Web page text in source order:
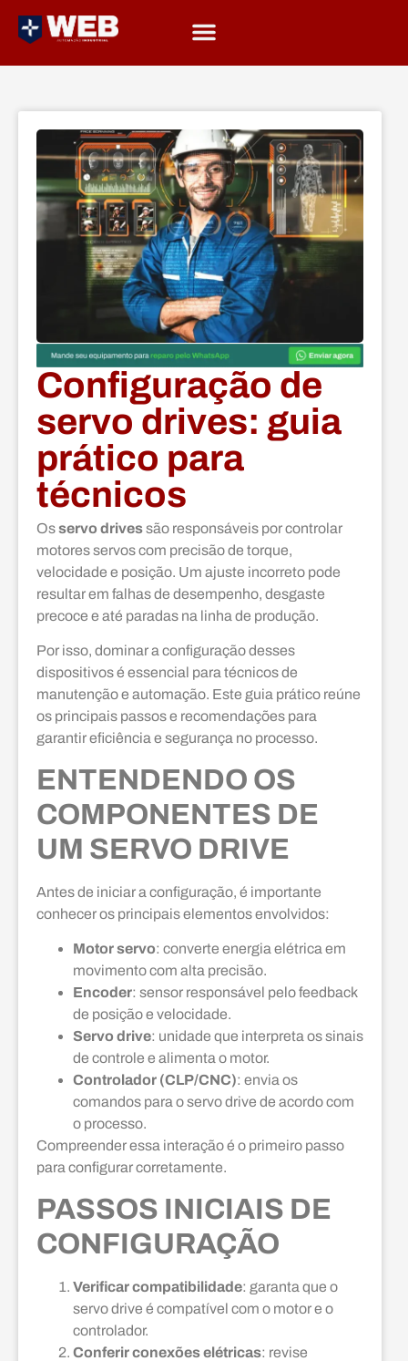
Configuração de
servo drives: guia
prático para
técnicos
Osservo drivessão responsáveis por controlar
motores servos com precisão de torque,
velocidade e posição. Um ajuste incorreto pode
resultar em falhas de desempenho, desgaste
precoce e até paradas na linha de produção.
Por isso, dominar a configuração desses
dispositivos é essencial para técnicos de
manutenção e automação. Este guia prático reúne
os principais passos e recomendações para
garantir eficiência e segurança no processo.
ENTENDENDO OS
COMPONENTES DE
UM SERVO DRIVE
Antes de iniciar a configuração, é importante
conhecer os principais elementos envolvidos:
Motor servo: converte energia elétrica em
movimento com alta precisão.
Encoder: sensor responsável pelo feedback
de posição e velocidade.
Servo drive: unidade que interpreta os sinais
de controle e alimenta o motor.
Controlador (CLP/CNC): envia os
comandos para o servo drive de acordo com
o processo.
Compreender essa interação é o primeiro passo
para configurar corretamente.
PASSOS INICIAIS DE
CONFIGURAÇÃO
Verificar compatibilidade: garanta que o
servo drive é compatível com o motor e o
controlador.
Conferir conexões elétricas: revise